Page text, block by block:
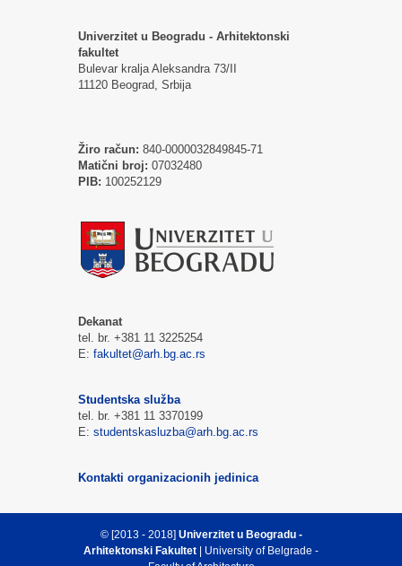
Univerzitet u Beogradu - Arhitektonski
fakultet
Bulevar kralja Aleksandra 73/II
11120 Beograd, Srbija
Žiro račun: 840-0000032849845-71
Matični broj: 07032480
PIB: 100252129
Dekanat
tel. br. +381 11 3225254
E: fakultet@arh.bg.ac.rs
Studentska služba
tel. br. +381 11 3370199
E: studentskasluzba@arh.bg.ac.rs
Kontakti organizacionih jedinica
© [2013 - 2018] Univerzitet u Beogradu -
Arhitektonski Fakultet | University of Belgrade -